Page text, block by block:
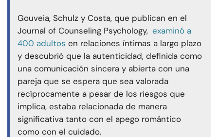
Gouveia, Schulz y Costa, que publican en el
Journal of Counseling Psychology, examinó a
400 adultos en relaciones íntimas a largo plazo
y descubrió que la autenticidad, definida como
una comunicación sincera y abierta con una
pareja que se espera que sea valorada
recíprocamente a pesar de los riesgos que
implica, estaba relacionada de manera
significativa tanto con el apego romántico
como con el cuidado.